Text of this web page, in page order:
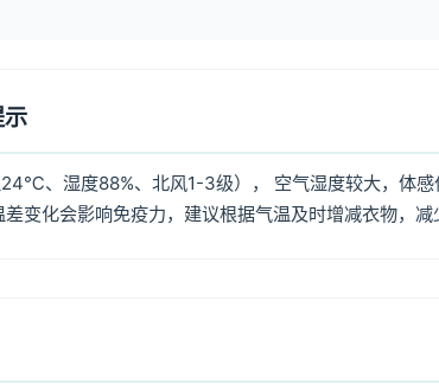
、湿度88%、北风1-3级）， 空气湿度较大，体
变化会影响免疫力，建议根据气温及时增减衣物，减